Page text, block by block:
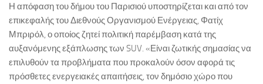
Η απόφαση του δήμου του Παρισιού υποστηρίζεται και από τον
επικεφαλής του Διεθνούς Οργανισμού Ενέργειας, Φατίχ
Μπριρόλ, ο οποίος ζητεί πολιτική παρέμβαση κατά της
αυξανόμενης εξάπλωσης των SUV. «Είναι ζωτικής σημασίας να
επιλυθούν τα προβλήματα που προκαλούν όσον αφορά τις
πρόσθετες ενεργειακές απαιτήσεις, τον δημόσιο χώρο που